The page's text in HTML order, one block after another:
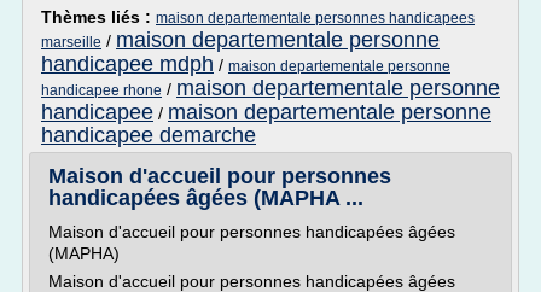
Thèmes liés : maison departementale personnes handicapees
marseille / maison departementale personne
handicapee mdph / maison departementale personne
handicapee rhone / maison departementale personne
handicapee / maison departementale personne
handicapee demarche
Maison d'accueil pour personnes
handicapées âgées (MAPHA ...
Maison d'accueil pour personnes handicapées âgées
(MAPHA)
Maison d'accueil pour personnes handicapées âgées